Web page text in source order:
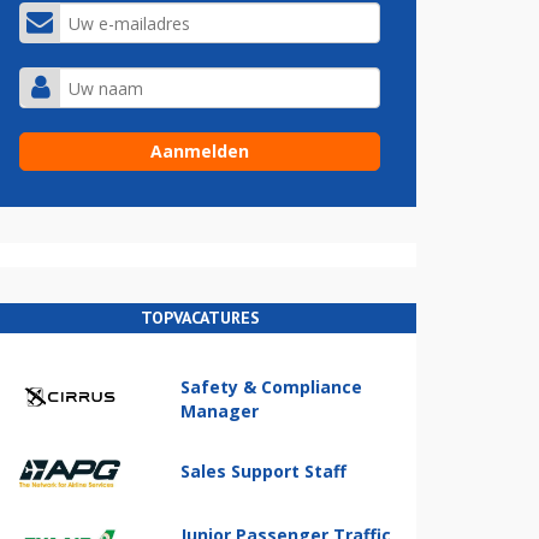
TOPVACATURES
Safety & Compliance
Manager
Sales Support Staff